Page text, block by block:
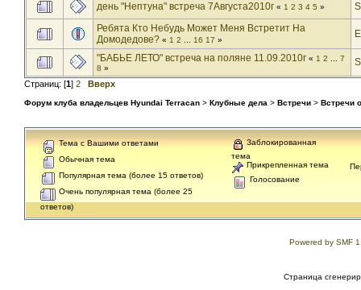
день "Нептуна" встреча 7Августа2010г « 1 2 3 4 5 »
Ребята Кто Небудь Может Меня Встретит На
Домодедове? « 1 2 ... 16 17 »
"БАБЬЕ ЛЕТО" встреча на поляне 11.09.2010г « 1 2 ... 7
8 »
Страниц: [1] 2 Вверх
Форум клуба владельцев Hyundai Terracan > Клубные дела > Встречи > Встречи
Тема с Вашими ответами
Обычная тема
Популярная тема (более 15 ответов)
Очень популярная тема (более 25
ответов)
Заблокированная
тема
Прикрепленная тема
Голосование
Powered by SMF
Страница